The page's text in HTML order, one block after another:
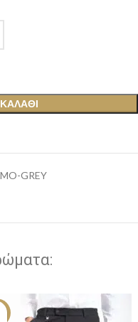
GREY